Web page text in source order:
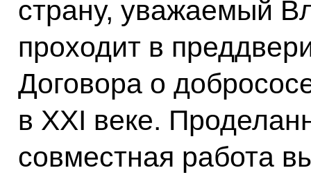
страну, уважаемый
проходит в
Договора о
в XXI веке.
совместная работа